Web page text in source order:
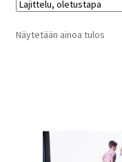
Näytetään ainoa tulos